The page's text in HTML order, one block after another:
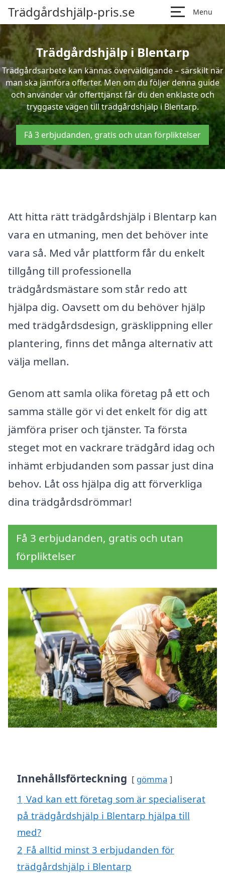
Trädgårdshjälp-pris.se Menu
Trädgårdshjälp i Blentarp
Trädgårdsarbete kan kännas överväldigande – särskilt när
man ska jämföra offerter. Men om du följer denna guide
och använder vår offerttjänst får du den enklaste och
tryggaste vägen till trädgårdshjälp i Blentarp.
Få 3 erbjudanden, gratis och utan förpliktelser
Att hitta rätt trädgårdshjälp i Blentarp kan
vara en utmaning, men det behöver inte
vara så. Med vår plattform får du enkelt
tillgång till professionella
trädgårdsmästare som står redo att
hjälpa dig. Oavsett om du behöver hjälp
med trädgårdsdesign, gräsklippning eller
plantering, finns det många alternativ att
välja mellan.
Genom att samla olika företag på ett och
samma ställe gör vi det enkelt för dig att
jämföra priser och tjänster. Ta första
steget mot en vackrare trädgård idag och
inhämt erbjudanden som passar just dina
behov. Låt oss hjälpa dig att förverkliga
dina trädgårdsdrömmar!
Få 3 erbjudanden, gratis och utan
förpliktelser
Innehållsförteckning gömma
1 Vad kan ett företag som är specialiserat
på trädgårdshjälp i Blentarp hjälpa till
med?
2 Få alltid minst 3 erbjudanden för
trädgårdshjälp i Blentarp